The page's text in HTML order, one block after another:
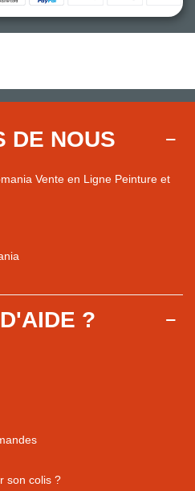
du magasin
DE NOUS
Vente en Ligne Peinture et
?
son colis ?